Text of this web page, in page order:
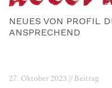
NEUES VON PROFIL
ANSPRECHEND
27. Oktober 2023 // Beitrag